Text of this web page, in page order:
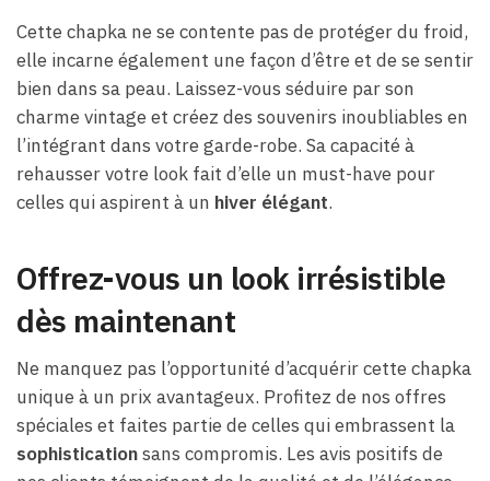
Cette chapka ne se contente pas de protéger du froid,
elle incarne également une façon d’être et de se sentir
bien dans sa peau. Laissez-vous séduire par son
charme vintage et créez des souvenirs inoubliables en
l’intégrant dans votre garde-robe. Sa capacité à
rehausser votre look fait d’elle un must-have pour
celles qui aspirent à un hiver élégant.
Offrez-vous un look irrésistible
dès maintenant
Ne manquez pas l’opportunité d’acquérir cette chapka
unique à un prix avantageux. Profitez de nos offres
spéciales et faites partie de celles qui embrassent la
sophisticationsans compromis. Les avis positifs de